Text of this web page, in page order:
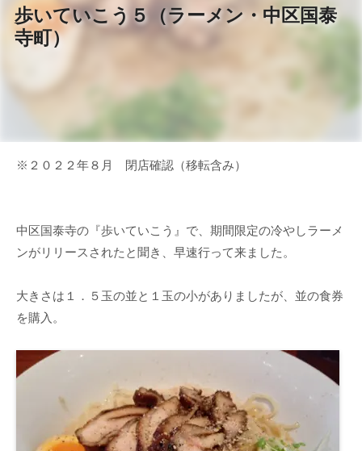
歩いていこう５（ラーメン・中区国泰
寺町）
※２０２２年８月 閉店確認（移転含み）
中区国泰寺の『歩いていこう』で、期間限定の冷やしラーメ
ンがリリースされたと聞き、早速行って来ました。
大きさは１．５玉の並と１玉の小がありましたが、並の食券
を購入。